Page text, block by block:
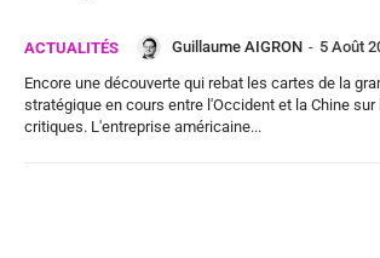
ACTUALITÉS Guillaume AIGRON - 5 Août
Encore une découverte qui rebat les cartes de la
stratégique en cours entre l'Occident et la Chine
critiques. L'entreprise américaine...